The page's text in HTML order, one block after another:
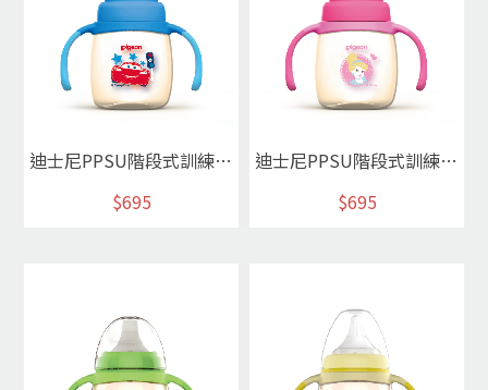
迪士尼PPSU階段式訓練吸管杯/藍色閃電麥坤
$695
迪士尼PPSU階段式訓練吸管杯/玫紅色灰姑娘
$695